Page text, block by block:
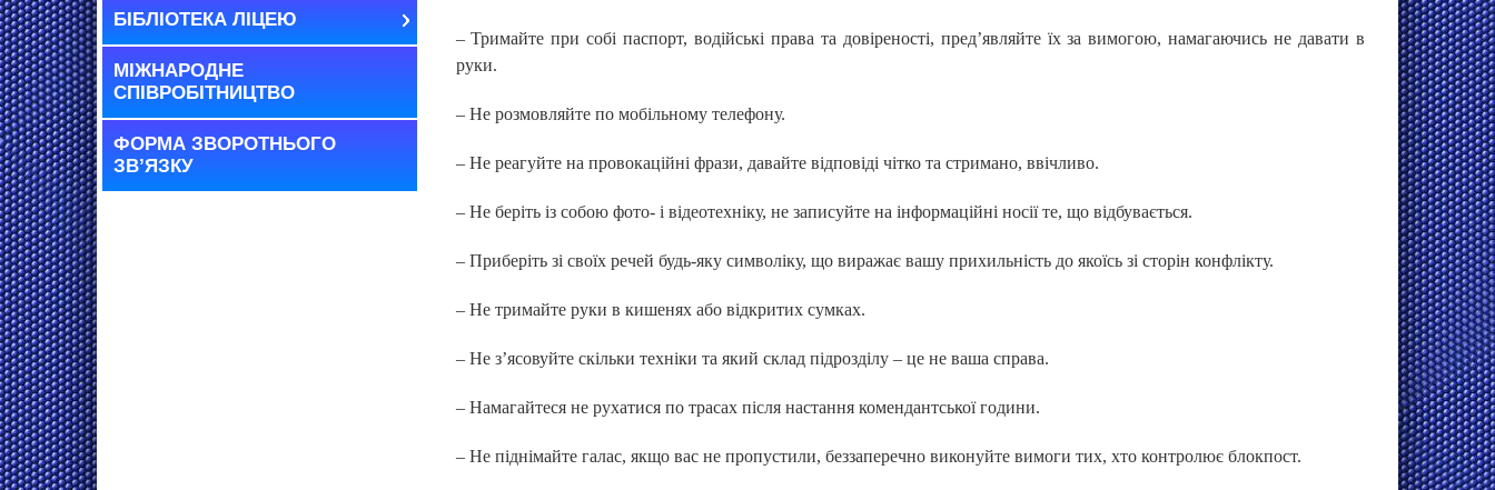
БІБЛІОТЕКА ЛІЦЕЮ
МІЖНАРОДНЕ
СПІВРОБІТНИЦТВО
ФОРМА ЗВОРОТНЬОГО
ЗВ’ЯЗКУ
– Тримайте при собі паспорт, водійські права та довіреності, пред’являйте їх за вимогою, намагаючись не давати в
руки.
– Не розмовляйте по мобільному телефону.
– Не реагуйте на провокаційні фрази, давайте відповіді чітко та стримано, ввічливо.
– Не беріть із собою фото- і відеотехніку, не записуйте на інформаційні носії те, що відбувається.
– Приберіть зі своїх речей будь-яку символіку, що виражає вашу прихильність до якоїсь зі сторін конфлікту.
– Не тримайте руки в кишенях або відкритих сумках.
– Не з’ясовуйте скільки техніки та який склад підрозділу – це не ваша справа.
– Намагайтеся не рухатися по трасах після настання комендантської години.
– Не піднімайте галас, якщо вас не пропустили, беззаперечно виконуйте вимоги тих, хто контролює блокпост.